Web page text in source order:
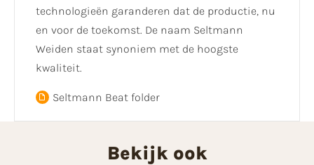
technologieën garanderen dat de productie, nu
en voor de toekomst. De naam Seltmann
Weiden staat synoniem met de hoogste
kwaliteit.
Seltmann Beat folder
Bekijk ook